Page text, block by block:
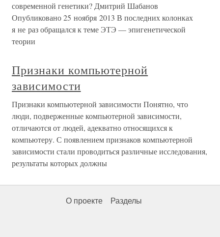
современной генетики? Дмитрий Шабанов
Опубликовано 25 ноября 2013 В последних колонках
я не раз обращался к теме ЭТЭ — эпигенетической
теории
Признаки компьютерной
зависимости
Признаки компьютерной зависимости Понятно, что
люди, подверженные компьютерной зависимости,
отличаются от людей, адекватно относящихся к
компьютеру. С появлением признаков компьютерной
зависимости стали проводиться различные исследования,
результаты которых должны
О проекте Разделы